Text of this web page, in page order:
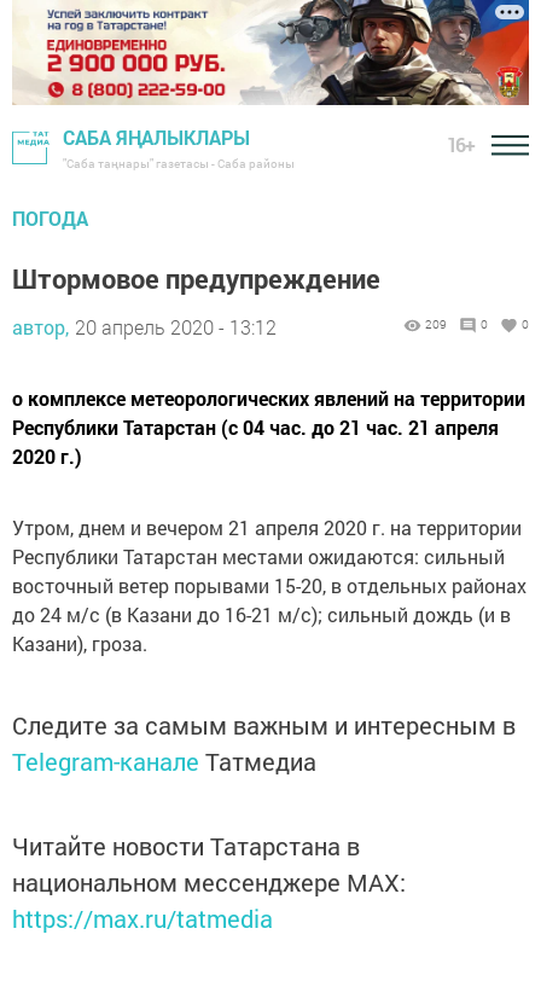
САБА ЯҢАЛЫКЛАРЫ
"Саба таңнары" газетасы - Саба районы
16+
ПОГОДА
Штормовое предупреждение
автор, 20 апрель 2020 - 13:12 209 0 0
о комплексе метеорологических явлений на территории
Республики Татарстан (с 04 час. до 21 час. 21 апреля
2020 г.)
Утром, днем и вечером 21 апреля 2020 г. на территории
Республики Татарстан местами ожидаются: сильный
восточный ветер порывами 15-20, в отдельных районах
до 24 м/с (в Казани до 16-21 м/с); сильный дождь (и в
Казани), гроза.
Следите за самым важным и интересным в
Telegram-канале Татмедиа
Читайте новости Татарстана в
национальном мессенджере MАХ:
https://max.ru/tatmedia